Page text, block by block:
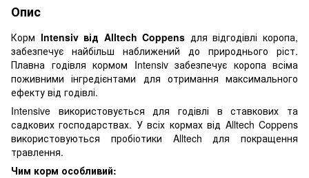
Опис
Корм lntensiv від Alltech Coppens для відгодівлі коропа,
забезпечує найбільш наближений до природнього ріст.
Плавна годівля кормом Intensiv забезпечує коропа всіма
поживними інгредієнтами для отримання максимального
ефекту від годівлі.
Intensive використовується для годівлі в ставкових та
садкових господарствах. У всіх кормах від Alltech Coppens
використовуються пробіотики Alltech для покращення
травлення.
Чим корм особливий: